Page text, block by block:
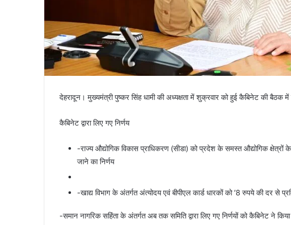
देहरादून। मुख्यमंत्री पुष्कर सिंह धामी की अध्यक्षता में शुक्रवार को हुई कैबिनेट की बैठक में
कैबिनेट द्वारा लिए गए निर्णय
-राज्य औद्योगिक विकास प्राधिकरण (सीडा) को प्रदेश के समस्त औद्योगिक
जाने का निर्णय
-खाद्य विभाग के अंतर्गत अंत्योदय एवं बीपीएल कार्ड धारकों को ′8 रुपये की दर से
-समान नागरिक सहिंता के अंतर्गत अब तक समिति द्वारा लिए गए निर्णयों को कैबिनेट ने